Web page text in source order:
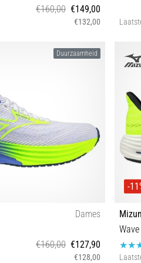
€160,00 €149,00
€132,00
39 40 40½ 41 42 42½Duurzaamheid
Dames
€160,00 €127,90
€128,00
-